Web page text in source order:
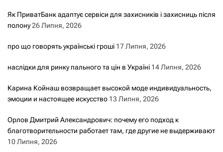
Як ПриватБанк адаптує сервіси для захисників і захисниць після
полону26 Липня, 2026
про що говорять українські гроші 17 Липня, 2026
наслідки для ринку пального та цін в Україні 14 Липня, 2026
Карина Койнаш возвращает высокой моде индивидуальность,
эмоции и настоящее искусство 13 Липня, 2026
Орлов Дмитрий Александрович: почему его подход к
благотворительности работает там, где другие не выдерживают
10 Липня, 2026